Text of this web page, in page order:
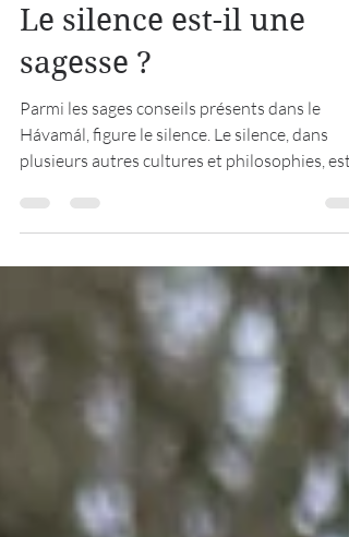
27 avr.
Philosophie
Le silence est-il une
sagesse ?
Hávamál, figure le silence. Le silence, dans
plusieurs autres cultures et philosophies, est
d'ailleurs vu comme une preuve de sagesse.
Dans la strophe 27 du Hávamál, Odin nous
« Le sot, Qui va parmi les hommes, Le mieux
qu'il se taise » Un peu avant, dans la strophe
19, il dit « Qu'on parle si besoin, Sinon qu'on
taise. » L'art du silence réside dans la
modération. Il demande de la maîtrise de soi-